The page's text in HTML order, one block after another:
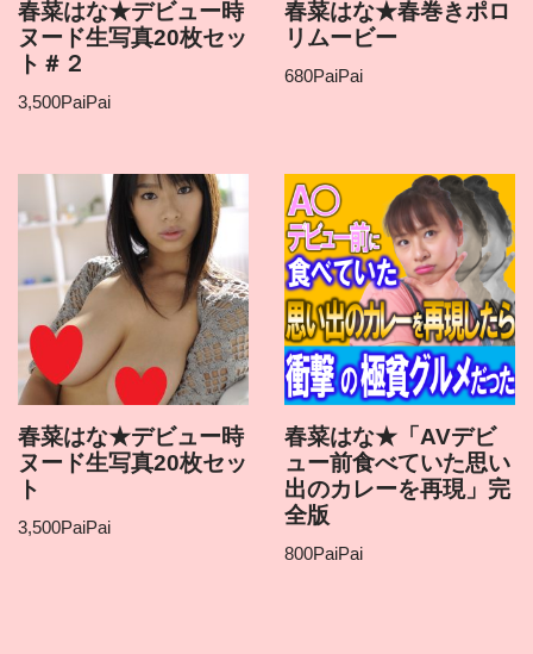
春菜はな★デビュー時
ヌード生写真20枚セッ
ト＃２
3,500PaiPai
春菜はな★春巻きポロ
リムービー
680PaiPai
春菜はな★デビュー時
ヌード生写真20枚セッ
ト
3,500PaiPai
春菜はな★「AVデビ
ュー前食べていた思い
出のカレーを再現」完
全版
800PaiPai